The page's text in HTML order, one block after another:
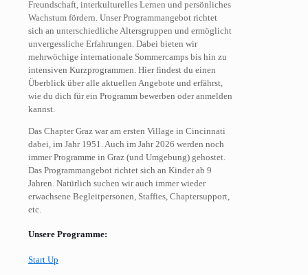
Freundschaft, interkulturelles Lernen und persönliches
Wachstum fördern. Unser Programmangebot richtet
sich an unterschiedliche Altersgruppen und ermöglicht
unvergessliche Erfahrungen. Dabei bieten wir
mehrwöchige internationale Sommercamps bis hin zu
intensiven Kurzprogrammen. Hier findest du einen
Überblick über alle aktuellen Angebote und erfährst,
wie du dich für ein Programm bewerben oder anmelden
kannst.
Das Chapter Graz war am ersten Village in Cincinnati
dabei, im Jahr 1951. Auch im Jahr 2026 werden noch
immer Programme in Graz (und Umgebung) gehostet.
Das Programmangebot richtet sich an Kinder ab 9
Jahren. Natürlich suchen wir auch immer wieder
erwachsene Begleitpersonen, Staffies, Chaptersupport,
etc.
Unsere Programme:
Start Up